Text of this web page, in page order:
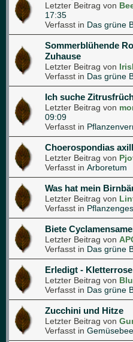
Letzter Beitrag von
17:35
Verfasst in Das grüne
Sommerblühende
Zuhause
Letzter Beitrag von
Verfasst in Das grüne
Ich suche
Letzter Beitrag von
09:09
Verfasst in
Choerospondias
Letzter Beitrag von
Verfasst in Arboretum
Was hat mein
Letzter Beitrag von
Verfasst in
Biete
Letzter Beitrag von
Verfasst in Das grüne
Erledigt -
Letzter Beitrag von
Verfasst in Das grüne
Zucchini und Hitze
Letzter Beitrag von
Verfasst in